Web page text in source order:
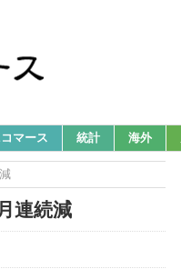
コマース 統計 海外
連続減